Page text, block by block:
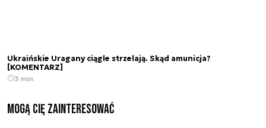
Ukraińskie Uragany ciągle strzelają. Skąd amunicja?
[KOMENTARZ]
3 min.
Mogą Cię zainteresować